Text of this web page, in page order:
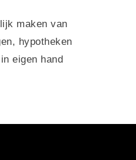
maken van
hypotheken
eigen hand